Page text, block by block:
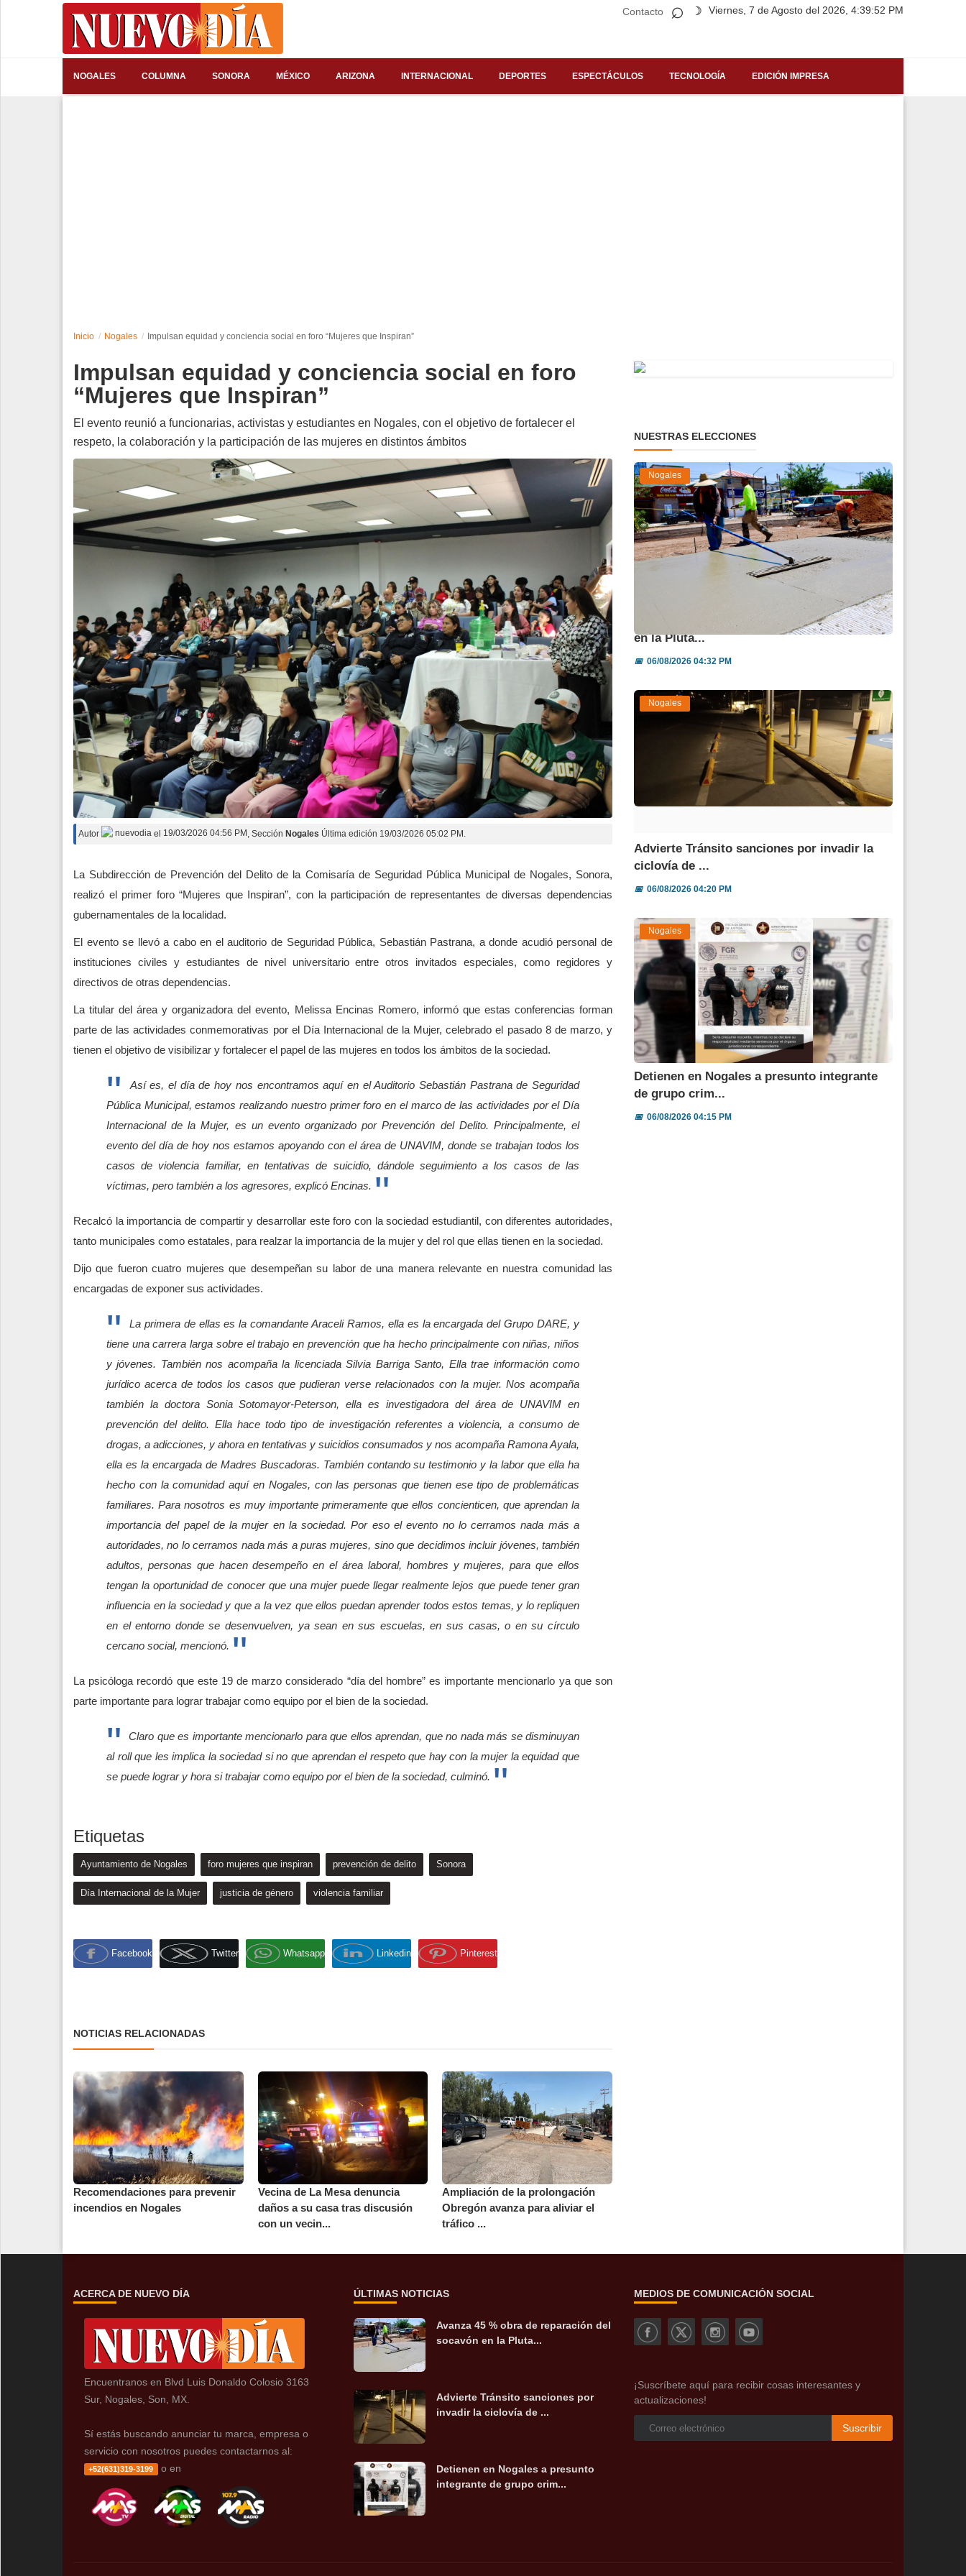
Contacto Viernes, 7 de Agosto del 2026, 4:39:52 PM
⌕ ☽
NOGALES COLUMNA SONORA MÉXICO ARIZONA INTERNACIONAL DEPORTES ESPECTÁCULOS TECNOLOGÍA EDICIÓN IMPRESA
Edición Impresa
Inicio Nogales Impulsan equidad y conciencia social en foro “Mujeres que Inspiran”
Impulsan equidad y conciencia social en foro
“Mujeres que Inspiran”
El evento reunió a funcionarias, activistas y estudiantes en Nogales, con el objetivo de fortalecer el
respeto, la colaboración y la participación de las mujeres en distintos ámbitos
Autor nuevodia el 19/03/2026 04:56 PM , Sección Nogales Última edición 19/03/2026 05:02 PM.
La Subdirección de Prevención del Delito de la Comisaría de Seguridad Pública Municipal de Nogales, Sonora,
realizó el primer foro “Mujeres que Inspiran”, con la participación de representantes de diversas dependencias
gubernamentales de la localidad.
El evento se llevó a cabo en el auditorio de Seguridad Pública, Sebastián Pastrana, a donde acudió personal de
instituciones civiles y estudiantes de nivel universitario entre otros invitados especiales, como regidores y
directivos de otras dependencias.
La titular del área y organizadora del evento, Melissa Encinas Romero, informó que estas conferencias forman
parte de las actividades conmemorativas por el Día Internacional de la Mujer, celebrado el pasado 8 de marzo, y
tienen el objetivo de visibilizar y fortalecer el papel de las mujeres en todos los ámbitos de la sociedad.
Así es, el día de hoy nos encontramos aquí en el Auditorio Sebastián Pastrana de Seguridad
Pública Municipal, estamos realizando nuestro primer foro en el marco de las actividades por el Día
Internacional de la Mujer, es un evento organizado por Prevención del Delito. Principalmente, el
evento del día de hoy nos estamos apoyando con el área de UNAVIM, donde se trabajan todos los
casos de violencia familiar, en tentativas de suicidio, dándole seguimiento a los casos de las
víctimas, pero también a los agresores, explicó Encinas.
Recalcó la importancia de compartir y desarrollar este foro con la sociedad estudiantil, con diferentes autoridades,
tanto municipales como estatales, para realzar la importancia de la mujer y del rol que ellas tienen en la sociedad.
Dijo que fueron cuatro mujeres que desempeñan su labor de una manera relevante en nuestra comunidad las
encargadas de exponer sus actividades.
La primera de ellas es la comandante Araceli Ramos, ella es la encargada del Grupo DARE, y
tiene una carrera larga sobre el trabajo en prevención que ha hecho principalmente con niñas, niños
y jóvenes. También nos acompaña la licenciada Silvia Barriga Santo, Ella trae información como
jurídico acerca de todos los casos que pudieran verse relacionados con la mujer. Nos acompaña
también la doctora Sonia Sotomayor-Peterson, ella es investigadora del área de UNAVIM en
prevención del delito. Ella hace todo tipo de investigación referentes a violencia, a consumo de
drogas, a adicciones, y ahora en tentativas y suicidios consumados y nos acompaña Ramona Ayala,
ella es la encargada de Madres Buscadoras. También contando su testimonio y la labor que ella ha
hecho con la comunidad aquí en Nogales, con las personas que tienen ese tipo de problemáticas
familiares.Para nosotros es muy importante primeramente que ellos concienticen, que aprendan la
importancia del papel de la mujer en la sociedad. Por eso el evento no lo cerramos nada más a
autoridades, no lo cerramos nada más a puras mujeres, sino que decidimos incluir jóvenes, también
adultos, personas que hacen desempeño en el área laboral, hombres y mujeres, para que ellos
tengan la oportunidad de conocer que una mujer puede llegar realmente lejos que puede tener gran
influencia en la sociedad y que a la vez que ellos puedan aprender todos estos temas, y lo repliquen
en el entorno donde se desenvuelven, ya sean en sus escuelas, en sus casas, o en su círculo
cercano social, mencionó.
La psicóloga recordó que este 19 de marzo considerado “día del hombre” es importante mencionarlo ya que son
parte importante para lograr trabajar como equipo por el bien de la sociedad.
Claro que es importante mencionarlo para que ellos aprendan, que no nada más se disminuyan
al roll que les implica la sociedad si no que aprendan el respeto que hay con la mujer la equidad que
se puede lograr y hora si trabajar como equipo por el bien de la sociedad, culminó.
Etiquetas
Ayuntamiento de Nogales foro mujeres que inspiran prevención de delito Sonora
Día Internacional de la Mujer justicia de género violencia familiar
Facebook Twitter Whatsapp Linkedin Pinterest
NOTICIAS RELACIONADAS
Recomendaciones para prevenir
incendios en Nogales
Vecina de La Mesa denuncia
daños a su casa tras discusión
con un vecin...
Ampliación de la prolongación
Obregón avanza para aliviar el
tráfico ...
NUESTRAS ELECCIONES
Nogales
Avanza 45 % obra de reparación del socavón
en la Pluta...
📅06/08/2026 04:32 PM
Nogales
Advierte Tránsito sanciones por invadir la
ciclovía de ...
📅06/08/2026 04:20 PM
Nogales
Detienen en Nogales a presunto integrante
de grupo crim...
📅06/08/2026 04:15 PM
ACERCA DE NUEVO DÍA
Encuentranos en Blvd Luis Donaldo Colosio 3163
Sur, Nogales, Son, MX.
Sí estás buscando anunciar tu marca, empresa o
servicio con nosotros puedes contactarnos al:
+52(631)319-3199 o en
ÚLTIMAS NOTICIAS
Avanza 45 % obra de reparación del
socavón en la Pluta...
Advierte Tránsito sanciones por
invadir la ciclovía de ...
Detienen en Nogales a presunto
integrante de grupo crim...
MEDIOS DE COMUNICACIÓN SOCIAL
¡Suscríbete aquí para recibir cosas interesantes y
actualizaciones!
Suscribir